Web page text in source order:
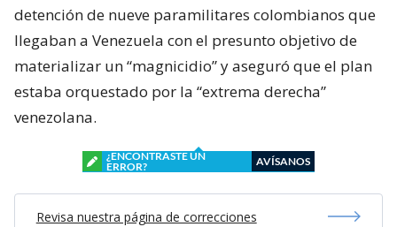
detención de nueve paramilitares colombianos que
llegaban a Venezuela con el presunto objetivo de
materializar un “magnicidio” y aseguró que el plan
estaba orquestado por la “extrema derecha”
venezolana.
¿ENCONTRASTE UN
ERROR?
AVÍSANOS
Revisa nuestra página de correcciones